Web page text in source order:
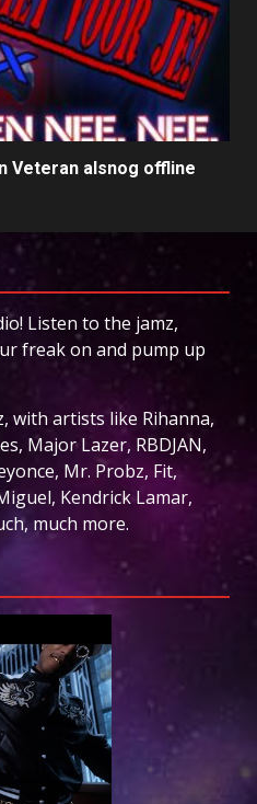
Veteran alsnog offline
Listen to the jamz,
freak on and pump up
with artists like Rihanna,
Major Lazer, RBDJAN,
Mr. Probz, Fit,
Kendrick Lamar,
much more.